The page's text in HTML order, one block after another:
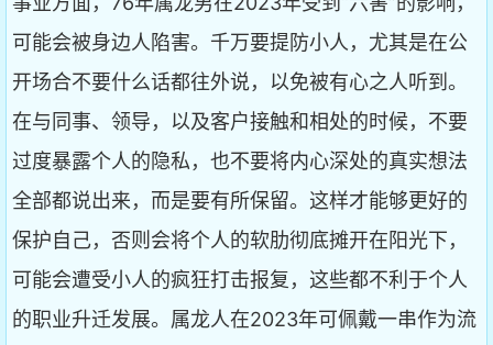
可能会被身边人陷害。千万要提防小人，尤其是在公
开场合不要什么话都往外说，以免被有心之人听到。
在与同事、领导，以及客户接触和相处的时候，不要
过度暴露个人的隐私，也不要将内心深处的真实想法
全部都说出来，而是要有所保留。这样才能够更好的
保护自己，否则会将个人的软肋彻底摊开在阳光下，
可能会遭受小人的疯狂打击报复，这些都不利于个人
的职业升迁发展。属龙人在2023年可佩戴一串作为流